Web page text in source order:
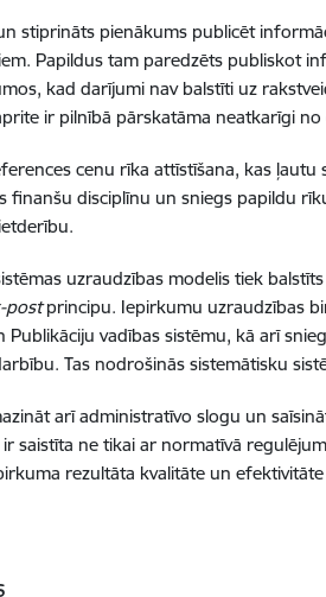
stiprināts pienākums publicēt
Papildus tam paredzēts publiskot
kad darījumi nav balstīti uz
ir pilnībā pārskatāma neatkarīgi
cenu rīka attīstīšana, kas
finanšu disciplīnu un sniegs papildu
uzraudzības modelis tiek
postprincipu. Iepirkumu uzraudzības
Publikāciju vadības sistēmu, kā arī
Tas nodrošinās sistemātisku
arī administratīvo slogu un
saistīta ne tikai ar normatīvā
rezultāta kvalitāte un